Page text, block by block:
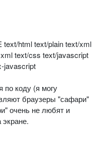
text/html text/plain text/xml
text/css text/javascript
javascript
коду (я могу
браузеры "сафари"
очень не любят и